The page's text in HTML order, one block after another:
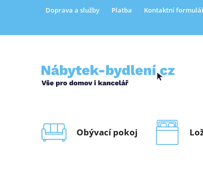
Doprava a služby Platba Kontaktní
Obývací pokoj